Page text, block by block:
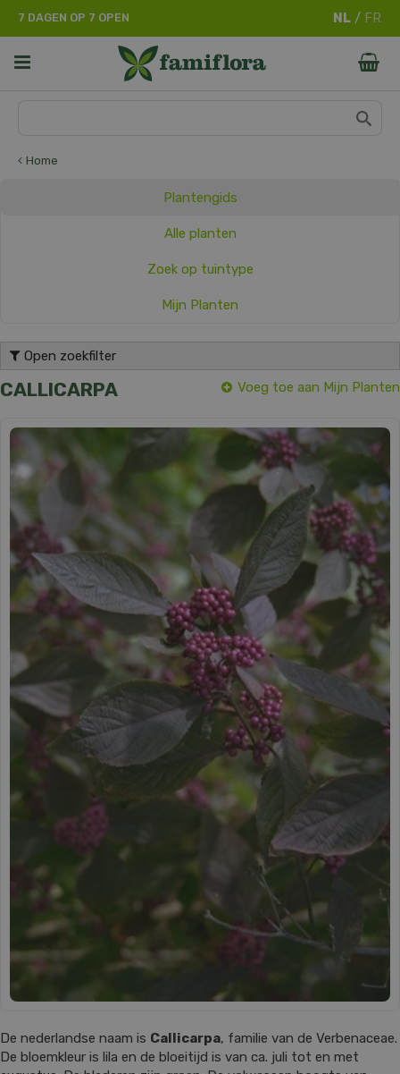
Home
7 DAGEN OP 7 OPEN
Plantengids
Alle planten
Zoek op tuintype
Mijn Planten
Open zoekfilter
CALLICARPA Voeg toe aan Mijn Planten
De nederlandse naam is Callicarpa, familie van de Verbenaceae.
De bloemkleur is lila en de bloeitijd is van ca. juli tot en met